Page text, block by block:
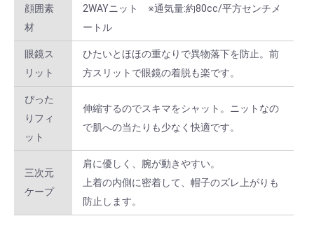
L × グリーン 40 ～ 159 ￥2,112
L × グリーン
2L × ホワイト
2L × ホワイト 40 ～ 159
2L × ホワイト 160 ～ ￥1,848
2L × サックス 1 ～ 9 ￥2,640
2L × サックス 10 ～ 39 ￥2,376
顔囲素
材
2WAYニット ※通気量:約80cc/平方センチメ
ートル
眼鏡ス
リット
ひたいとほほの重なりで異物落下を防止。前
方スリットで眼鏡の着脱も楽です。
ぴった
りフィ
ット
伸縮するのでスキマをシャット。ニットなの
で肌への当たりも少なく快適です。
三次元
ケープ
肩に優しく、腕が動きやすい。
上着の内側に密着して、帽子のズレ上がりも
防止します。